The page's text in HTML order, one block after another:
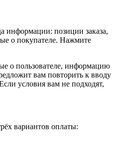
информации: позиции заказа,
о покупателе. Нажмите
о пользователе, информацию
вам повторить к вводу
условия вам не подходят,
вариантов оплаты: